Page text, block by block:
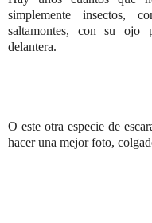
simplemente insectos,
saltamontes, con su ojo
delantera.
O este otra especie de
hacer una mejor foto,